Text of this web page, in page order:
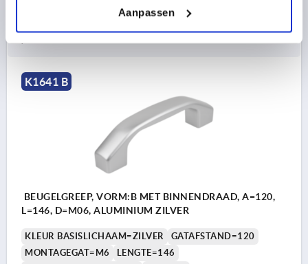
Aanpassen
excl. BTW
DETAILS
K1641 B
BEUGELGREEP, VORM:B MET BINNENDRAAD, A=120,
L=146, D=M06, ALUMINIUM ZILVER
KLEUR BASISLICHAAM=ZILVER
GATAFSTAND=120
MONTAGEGAT=M6
LENGTE=146